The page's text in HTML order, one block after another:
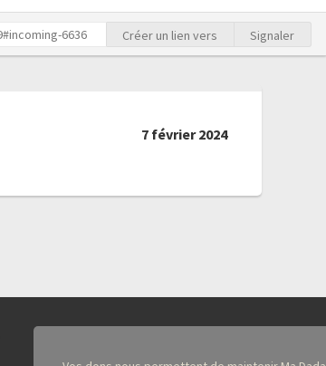
Créer un lien vers Signaler
7 février 2024